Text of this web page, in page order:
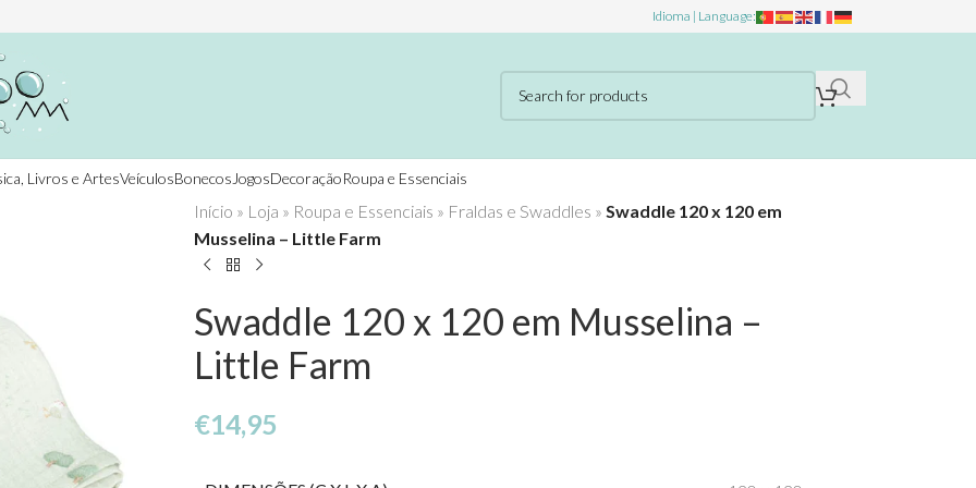
Idioma | Language:
Livros e ArtesVeículosBonecos JogosDecoraçãoRoupa e Essenciais
Início » Loja » Roupa e Essenciais » Fraldas e Swaddles » Swaddle 120 x 120 em
Musselina – Little Farm
Swaddle 120 x 120 em Musselina –
Little Farm
€14,95